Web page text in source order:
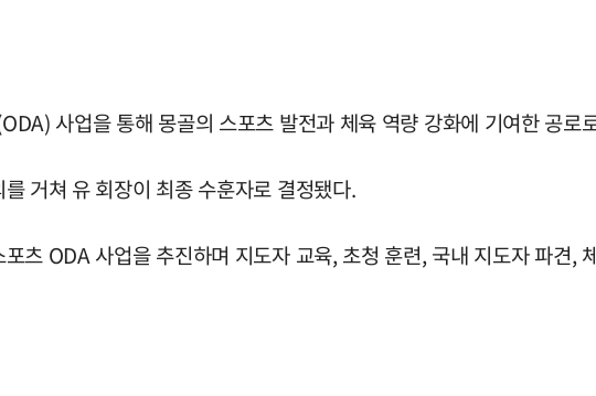
사업을 통해 몽골의 스포츠 발전과 체육 역량 강화에 기여한 공로
거쳐 유 회장이 최종 수훈자로 결정됐다.
츠 ODA 사업을 추진하며 지도자 교육, 초청 훈련, 국내 지도자 파견,